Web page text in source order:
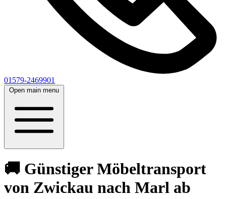
01579-2469901
Open main menu
🚚 Günstiger Möbeltransport
von Zwickau nach Marl ab